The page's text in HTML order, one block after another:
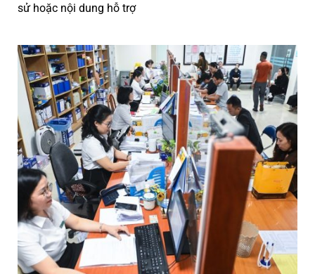
sử hoặc nội dung hỗ trợ